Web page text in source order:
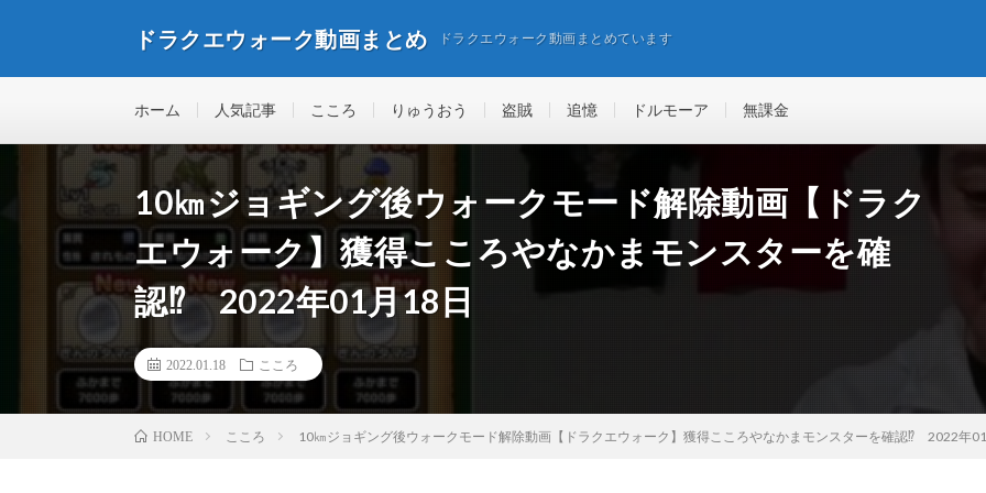
ドラクエウォーク動画まとめ ドラクエウォーク動画まとめています
ホーム 人気記事 こころ りゅうおう 盗賊 追憶 ドルモーア 無課金
10㎞ジョギング後ウォークモード解除動画【ドラク
エウォーク】獲得こころやなかまモンスターを確
認⁉ 2022年01月18日
2022.01.18 こころ
HOME こころ 10㎞ジョギング後ウォークモード解除動画【ドラクエウォーク】獲得こころやなかまモンスターを確認⁉ 2022年